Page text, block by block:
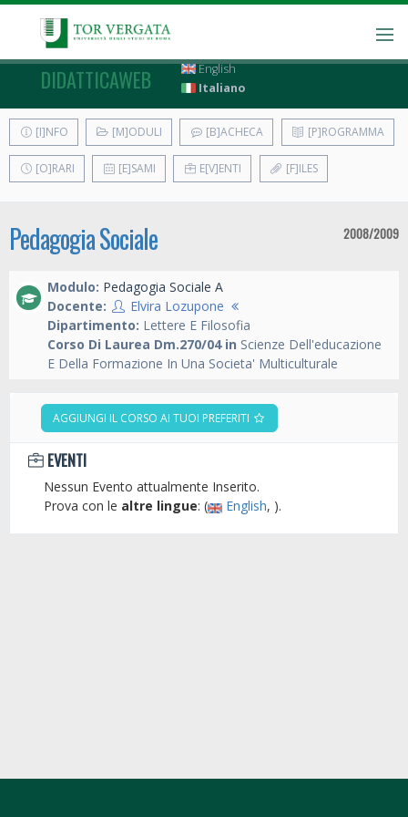
DIDATTICAWEB
English
Italiano
[I]NFO [M]ODULI [B]ACHECA [P]ROGRAMMA
[O]RARI [E]SAMI E[V]ENTI [F]ILES
Pedagogia Sociale 2008/2009
Modulo: Pedagogia Sociale A
Docente:
Elvira Lozupone
Dipartimento: Lettere E Filosofia
Corso Di Laurea Dm.270/04 in Scienze Dell'educazione
E Della Formazione In Una Societa' Multiculturale
AGGIUNGI IL CORSO AI TUOI PREFERITI
EVENTI
Nessun Evento attualmente Inserito.
Prova con le altre lingue: ( English, ).